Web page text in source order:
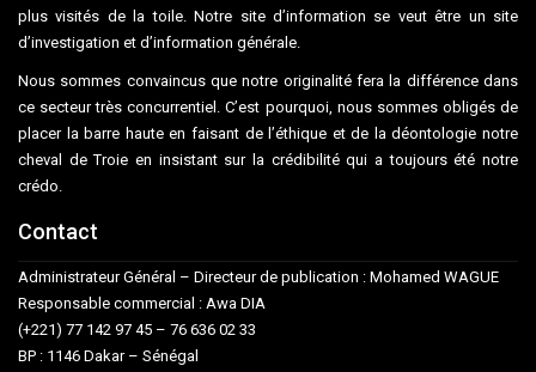
plus visités de la toile. Notre site d’information se veut être un site
d’investigation et d’information générale.
Nous sommes convaincus que notre originalité fera la différence dans
ce secteur très concurrentiel. C’est pourquoi, nous sommes obligés de
placer la barre haute en faisant de l’éthique et de la déontologie notre
cheval de Troie en insistant sur la crédibilité qui a toujours été notre
crédo.
Contact
Administrateur Général – Directeur de publication : Mohamed WAGUE
Responsable commercial : Awa DIA
(+221) 77 142 97 45 – 76 636 02 33
BP : 1146 Dakar – Sénégal